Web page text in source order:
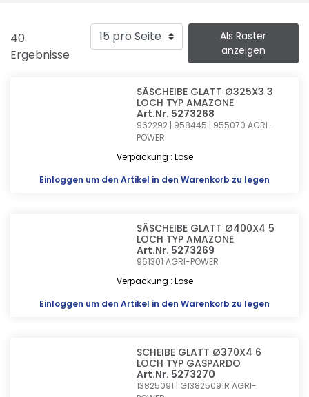
40
Ergebnisse
Als Raster
anzeigen
SÄSCHEIBE GLATT Ø325X3 3
LOCH TYP AMAZONE
Art.Nr. 5273268
962292 | 958445 | 955070AGRI-
POWER
Verpackung : Lose
Einloggen um den Artikel in den Warenkorb zu legen
SÄSCHEIBE GLATT Ø400X4 5
LOCH TYP AMAZONE
Art.Nr. 5273269
961301AGRI-POWER
Verpackung : Lose
Einloggen um den Artikel in den Warenkorb zu legen
SCHEIBE GLATT Ø370X4 6
LOCH TYP GASPARDO
Art.Nr. 5273270
13825091 | G13825091RAGRI-